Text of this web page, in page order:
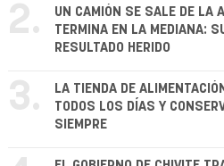
2.
UN CAMIÓN SE SALE DE LA
TERMINA EN LA MEDIANA:
RESULTADO HERIDO
3.
LA TIENDA DE
TODOS LOS DÍAS Y
SIEMPRE